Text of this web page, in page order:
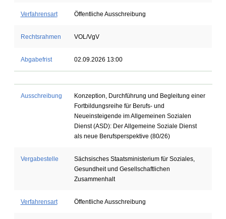
Verfahrensart Öffentliche Ausschreibung
Rechtsrahmen VOL/VgV
Abgabefrist 02.09.2026 13:00
Ausschreibung
Konzeption, Durchführung und Begleitung einer
Fortbildungsreihe für Berufs- und
Neueinsteigende im Allgemeinen Sozialen
Dienst (ASD): Der Allgemeine Soziale Dienst
als neue Berufsperspektive (80/26)
Vergabestelle
Sächsisches Staatsministerium für Soziales,
Gesundheit und Gesellschaftlichen
Zusammenhalt
Verfahrensart Öffentliche Ausschreibung